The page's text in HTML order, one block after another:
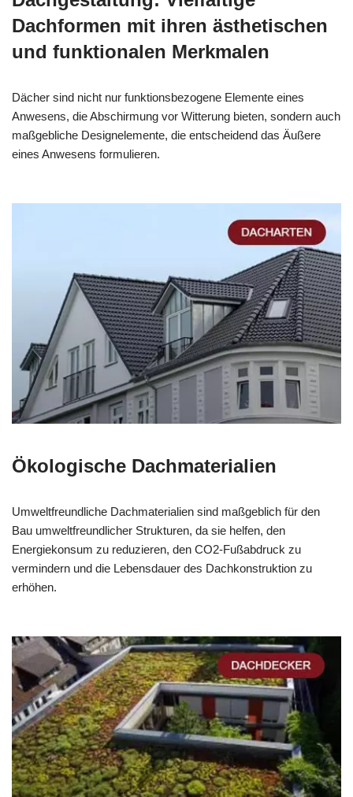
Dachformen mit ihren ästhetischen
und funktionalen Merkmalen
Dächer sind nicht nur funktionsbezogene Elemente eines
Anwesens, die Abschirmung vor Witterung bieten, sondern auch
maßgebliche Designelemente, die entscheidend das Äußere
eines Anwesens formulieren.
Ökologische Dachmaterialien
Umweltfreundliche Dachmaterialien sind maßgeblich für den
Bau umweltfreundlicher Strukturen, da sie helfen, den
Energiekonsum zu reduzieren, den CO2-Fußabdruck zu
vermindern und die Lebensdauer des Dachkonstruktion zu
erhöhen.